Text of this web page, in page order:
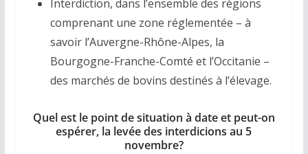
Interdiction, dans l’ensemble des régions
comprenant une zone réglementée – à
savoir l’Auvergne-Rhône-Alpes, la
Bourgogne-Franche-Comté et l’Occitanie –
des marchés de bovins destinés à l’élevage.
Quel est le point de situation à date et peut-on
espérer, la levée des interdicions au 5
novembre?